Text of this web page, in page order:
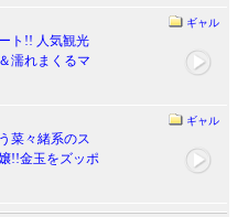
ギャル
ト!! 人気観光
濡れまくるマ
し
ギャル
菜々緒系のス
!!金玉をズッポ